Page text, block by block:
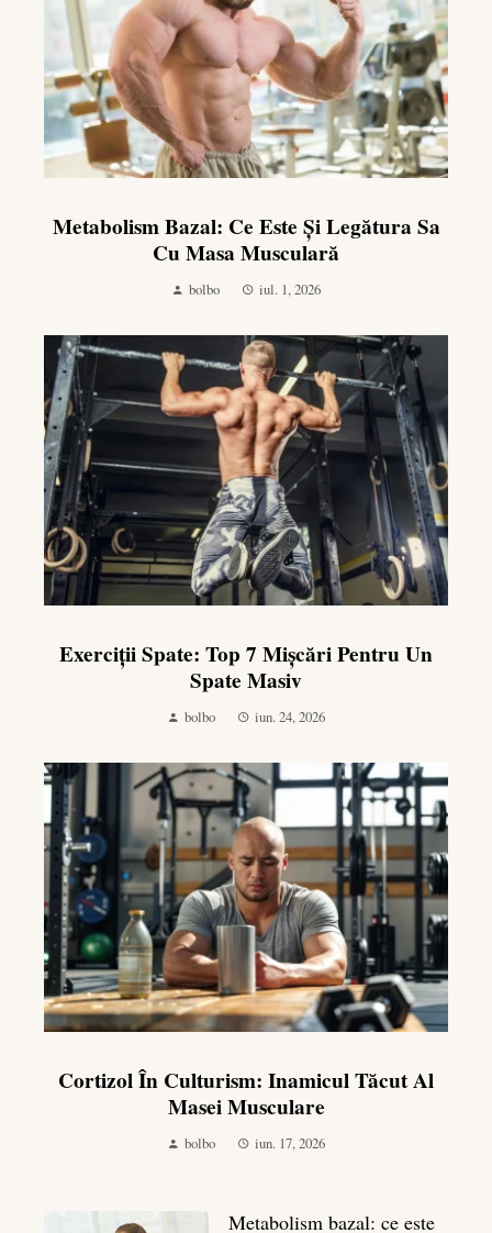
Metabolism Bazal: Ce Este Și Legătura Sa
Cu Masa Musculară
bolbo iul. 1, 2026
Exerciții Spate: Top 7 Mișcări Pentru Un
Spate Masiv
bolbo iun. 24, 2026
Cortizol În Culturism: Inamicul Tăcut Al
Masei Musculare
bolbo iun. 17, 2026
Metabolism bazal: ce este